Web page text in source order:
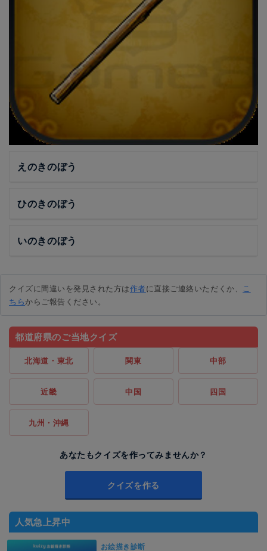
えのきのぼう
ひのきのぼう
いのきのぼう
クイズに間違いを発見された方は作者に直接ご連絡いただくか、 こ
ちらからご報告ください。
都道府県のご当地クイズ
北海道・東北 関東 中部
近畿 中国 四国
九州・沖縄
あなたもクイズを作ってみませんか？
クイズを作る
人気急上昇中
お絵描き診断